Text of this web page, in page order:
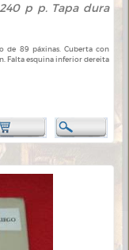
p p. Tapa dura
de 89 páxinas. Cuberta con
Falta esquina inferior dereita